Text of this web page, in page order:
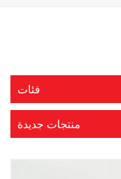
فئات
منتجات جديدة